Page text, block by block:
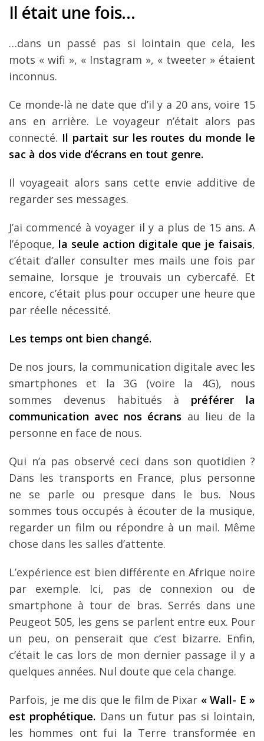
Il était une fois…
…dans un passé pas si lointain que cela, les
mots « wifi », « Instagram », « tweeter » étaient
inconnus.
Ce monde-là ne date que d’il y a 20 ans, voire 15
ans en arrière. Le voyageur n’était alors pas
connecté. Il partait sur les routes du monde le
sac à dos vide d’écrans en tout genre.
Il voyageait alors sans cette envie additive de
regarder ses messages.
J’ai commencé à voyager il y a plus de 15 ans. A
l’époque, la seule action digitale que je faisais,
c’était d’aller consulter mes mails une fois par
semaine, lorsque je trouvais un cybercafé. Et
encore, c’était plus pour occuper une heure que
par réelle nécessité.
Les temps ont bien changé.
De nos jours, la communication digitale avec les
smartphones et la 3G (voire la 4G), nous
sommes devenus habitués à préférer la
communication avec nos écrans au lieu de la
personne en face de nous.
Qui n’a pas observé ceci dans son quotidien ?
Dans les transports en France, plus personne
ne se parle ou presque dans le bus. Nous
sommes tous occupés à écouter de la musique,
regarder un film ou répondre à un mail. Même
chose dans les salles d’attente.
L’expérience est bien différente en Afrique noire
par exemple. Ici, pas de connexion ou de
smartphone à tour de bras. Serrés dans une
Peugeot 505, les gens se parlent entre eux. Pour
un peu, on penserait que c’est bizarre. Enfin,
c’était le cas lors de mon dernier passage il y a
quelques années. Nul doute que cela change.
Parfois, je me dis que le film de Pixar « Wall- E »
est prophétique. Dans un futur pas si lointain,
les hommes ont fui la Terre transformée en